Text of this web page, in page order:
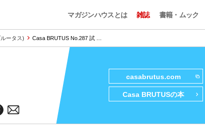
マガジンハウスとは 雑誌 書籍・ムック
ータス) Casa BRUTUS No.287 試 …
casabrutus.com
Casa BRUTUSの本